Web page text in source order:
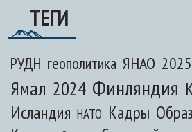
ТЕГИ
РУДН геополитика ЯНАО 2025
Ямал 2024 Финляндия
Исландия НАТО Кадры